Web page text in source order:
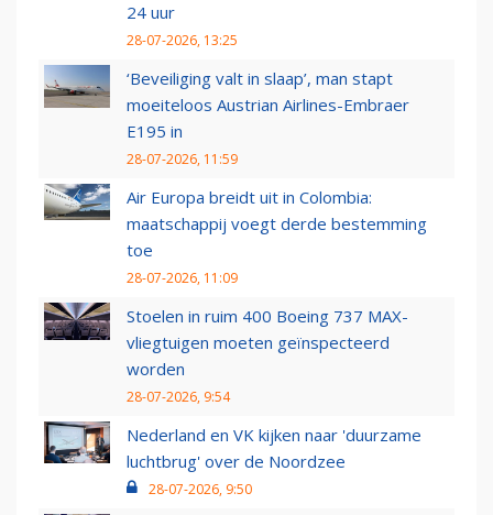
24 uur
28-07-2026, 13:25
‘Beveiliging valt in slaap’, man stapt
moeiteloos Austrian Airlines-Embraer
E195 in
28-07-2026, 11:59
Air Europa breidt uit in Colombia:
maatschappij voegt derde bestemming
toe
28-07-2026, 11:09
Stoelen in ruim 400 Boeing 737 MAX-
vliegtuigen moeten geïnspecteerd
worden
28-07-2026, 9:54
Nederland en VK kijken naar 'duurzame
luchtbrug' over de Noordzee
28-07-2026, 9:50